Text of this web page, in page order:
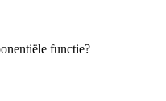
functie?